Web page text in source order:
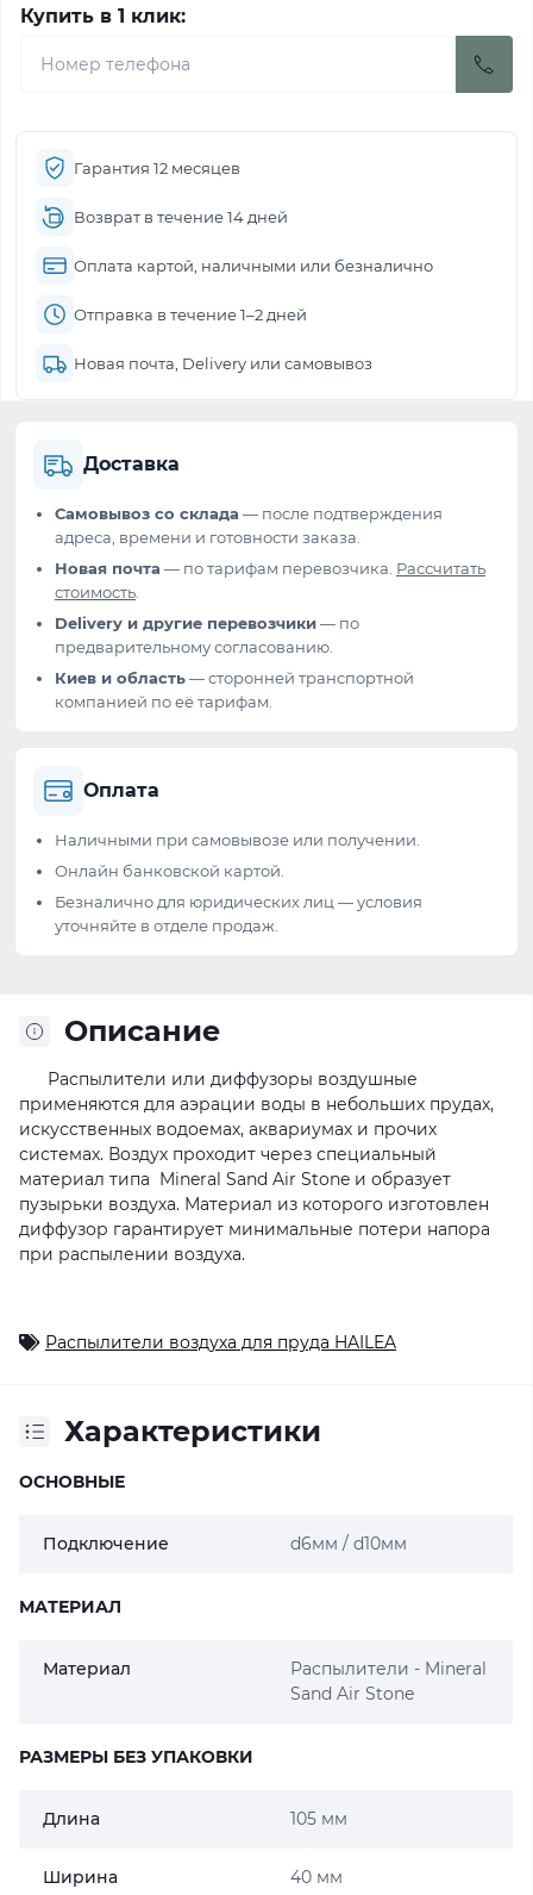
Купить в 1 клик:
Гарантия 12 месяцев
Возврат в течение 14 дней
Оплата картой, наличными или безналично
Отправка в течение 1–2 дней
Новая почта, Delivery или самовывоз
Доставка
Самовывоз со склада — после подтверждения
адреса, времени и готовности заказа.
Новая почта — по тарифам перевозчика. Рассчитать
стоимость
Delivery и другие перевозчики— по
предварительному согласованию.
Киев и область— сторонней транспортной
компанией по её тарифам.
Оплата
Наличными при самовывозе или получении.
Онлайн банковской картой.
Безналично для юридических лиц — условия
уточняйте в отделе продаж.
Описание
Распылители или диффузоры воздушные
применяются для аэрации воды в небольших прудах,
искусственных водоемах, аквариумах и прочих
системах. Воздух проходит через специальный
материал типа Mineral Sand Air Stone и образует
пузырьки воздуха. Материал из которого изготовлен
диффузор гарантирует минимальные потери напора
при распылении воздуха.
Распылители воздуха для пруда HAILEA
Характеристики
ОСНОВНЫЕ
Подключение d6мм / d10мм
МАТЕРИАЛ
Материал
Распылители - Mineral
Sand Air Stone
РАЗМЕРЫ БЕЗ УПАКОВКИ
Длина 105 мм
Ширина 40 мм